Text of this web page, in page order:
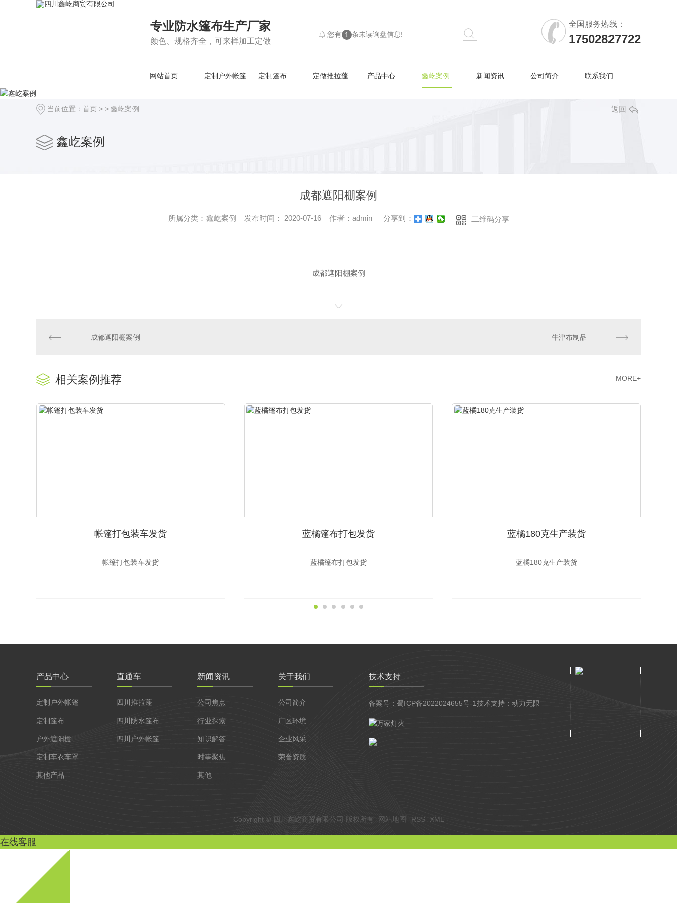
专业防水篷布生产厂家
颜色、规格齐全，可来样加工定做
您有 1 条未读询盘信息!
全国服务热线：
17502827722
网站首页 定制户外帐篷 定制篷布 定做推拉蓬 产品中心 鑫屹案例 新闻资讯 公司简介 联系我们
当前位置： 首页 > > 鑫屹案例 返回
鑫屹案例
成都遮阳棚案例
所属分类：鑫屹案例 发布时间： 2020-07-16 作者：admin 分享到： 二维码分享
成都遮阳棚案例
成都遮阳棚案例 牛津布制品
相关案例推荐 MORE+
帐篷打包装车发货
帐篷打包装车发货
蓝橘篷布打包发货
蓝橘篷布打包发货
蓝橘180克生产装货
蓝橘180克生产装货
产品中心
定制户外帐篷
定制篷布
户外遮阳棚
定制车衣车罩
其他产品
直通车
四川推拉蓬
四川防水篷布
四川户外帐篷
新闻资讯
公司焦点
行业探索
知识解答
时事聚焦
其他
关于我们
公司简介
厂区环境
企业风采
荣誉资质
技术支持
备案号： 蜀ICP备2022024655号-1技术支持： 动力无限
Copyright © 四川鑫屹商贸有限公司 版权所有 网站地图 RSS XML
在线客服